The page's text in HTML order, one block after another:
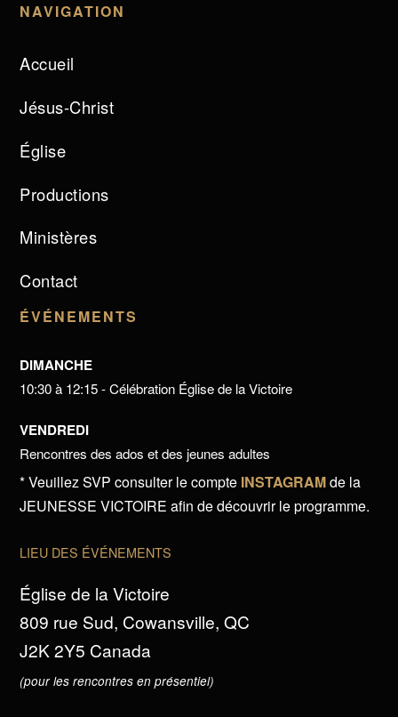
NAVIGATION
Accueil
Jésus-Christ
Église
Productions
Ministères
Contact
ÉVÉNEMENTS
DIMANCHE
10:30 à 12:15 - Célébration Église de la Victoire
VENDREDI
Rencontres des ados et des jeunes adultes
* Veuillez SVP consulter le compte INSTAGRAMde la
JEUNESSE VICTOIRE afin de découvrir le programme.
LIEU DES ÉVÉNEMENTS
Église de la Victoire
809 rue Sud, Cowansville, QC
J2K 2Y5 Canada
(pour les rencontres en présentiel)